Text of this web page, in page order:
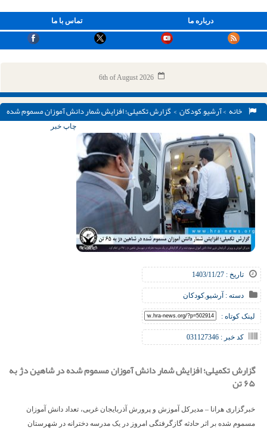
تماس با ما درباره ما
6th of August 2026
خانه >آرشیو,کودکان> گزارش تکمیلی؛ افزایش شمار دانش‌ آموزان مسموم شده
تاریخ : 1403/11/27
دسته : آرشیو,کودکان
لینک کوتاه :
کد خبر : 031127346
چاپ خبر
گزارش تکمیلی؛ افزایش شمار دانش‌ آموزان مسموم شده در شاهین دژ به
۶۵ تن
خبرگزاری هرانا – مدیرکل آموزش و پرورش آذربایجان‌ غربی، تعداد دانش آموزان
مسموم شده بر اثر حادثه گازگرفتگی امروز در یک مدرسه دخترانه در شهرستان